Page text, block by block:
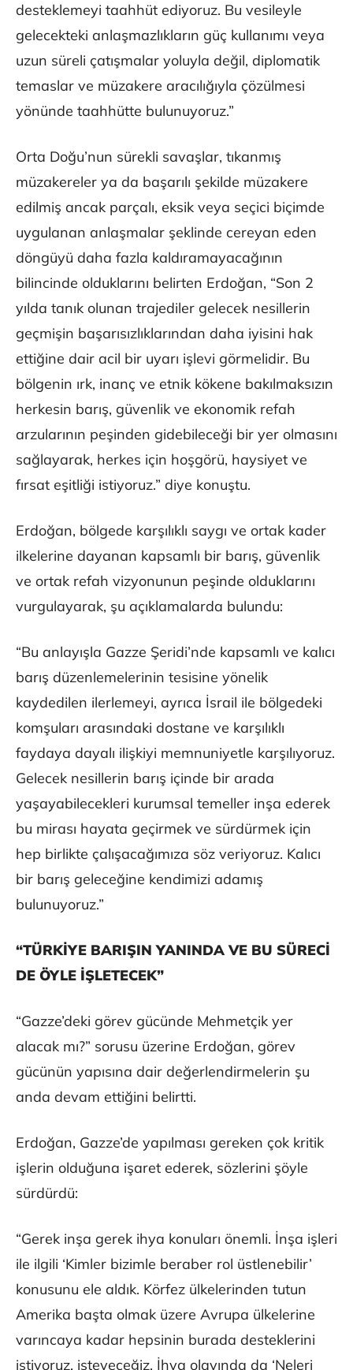
desteklemeyi taahhüt ediyoruz. Bu vesileyle
gelecekteki anlaşmazlıkların güç kullanımı veya
uzun süreli çatışmalar yoluyla değil, diplomatik
temaslar ve müzakere aracılığıyla çözülmesi
yönünde taahhütte bulunuyoruz.”
Orta Doğu’nun sürekli savaşlar, tıkanmış
müzakereler ya da başarılı şekilde müzakere
edilmiş ancak parçalı, eksik veya seçici biçimde
uygulanan anlaşmalar şeklinde cereyan eden
döngüyü daha fazla kaldıramayacağının
bilincinde olduklarını belirten Erdoğan, “Son 2
yılda tanık olunan trajediler gelecek nesillerin
geçmişin başarısızlıklarından daha iyisini hak
ettiğine dair acil bir uyarı işlevi görmelidir. Bu
bölgenin ırk, inanç ve etnik kökene bakılmaksızın
herkesin barış, güvenlik ve ekonomik refah
arzularının peşinden gidebileceği bir yer olmasını
sağlayarak, herkes için hoşgörü, haysiyet ve
fırsat eşitliği istiyoruz.” diye konuştu.
Erdoğan, bölgede karşılıklı saygı ve ortak kader
ilkelerine dayanan kapsamlı bir barış, güvenlik
ve ortak refah vizyonunun peşinde olduklarını
vurgulayarak, şu açıklamalarda bulundu:
“Bu anlayışla Gazze Şeridi’nde kapsamlı ve kalıcı
barış düzenlemelerinin tesisine yönelik
kaydedilen ilerlemeyi, ayrıca İsrail ile bölgedeki
komşuları arasındaki dostane ve karşılıklı
faydaya dayalı ilişkiyi memnuniyetle karşılıyoruz.
Gelecek nesillerin barış içinde bir arada
yaşayabilecekleri kurumsal temeller inşa ederek
bu mirası hayata geçirmek ve sürdürmek için
hep birlikte çalışacağımıza söz veriyoruz. Kalıcı
bir barış geleceğine kendimizi adamış
bulunuyoruz.”
“TÜRKİYE BARIŞIN YANINDA VE BU SÜRECİ
DE ÖYLE İŞLETECEK”
“Gazze’deki görev gücünde Mehmetçik yer
alacak mı?” sorusu üzerine Erdoğan, görev
gücünün yapısına dair değerlendirmelerin şu
anda devam ettiğini belirtti.
Erdoğan, Gazze’de yapılması gereken çok kritik
işlerin olduğuna işaret ederek, sözlerini şöyle
sürdürdü:
“Gerek inşa gerek ihya konuları önemli. İnşa işleri
ile ilgili ‘Kimler bizimle beraber rol üstlenebilir’
konusunu ele aldık. Körfez ülkelerinden tutun
Amerika başta olmak üzere Avrupa ülkelerine
varıncaya kadar hepsinin burada desteklerini
istiyoruz, isteyeceğiz. İhya olayında da ‘Neleri